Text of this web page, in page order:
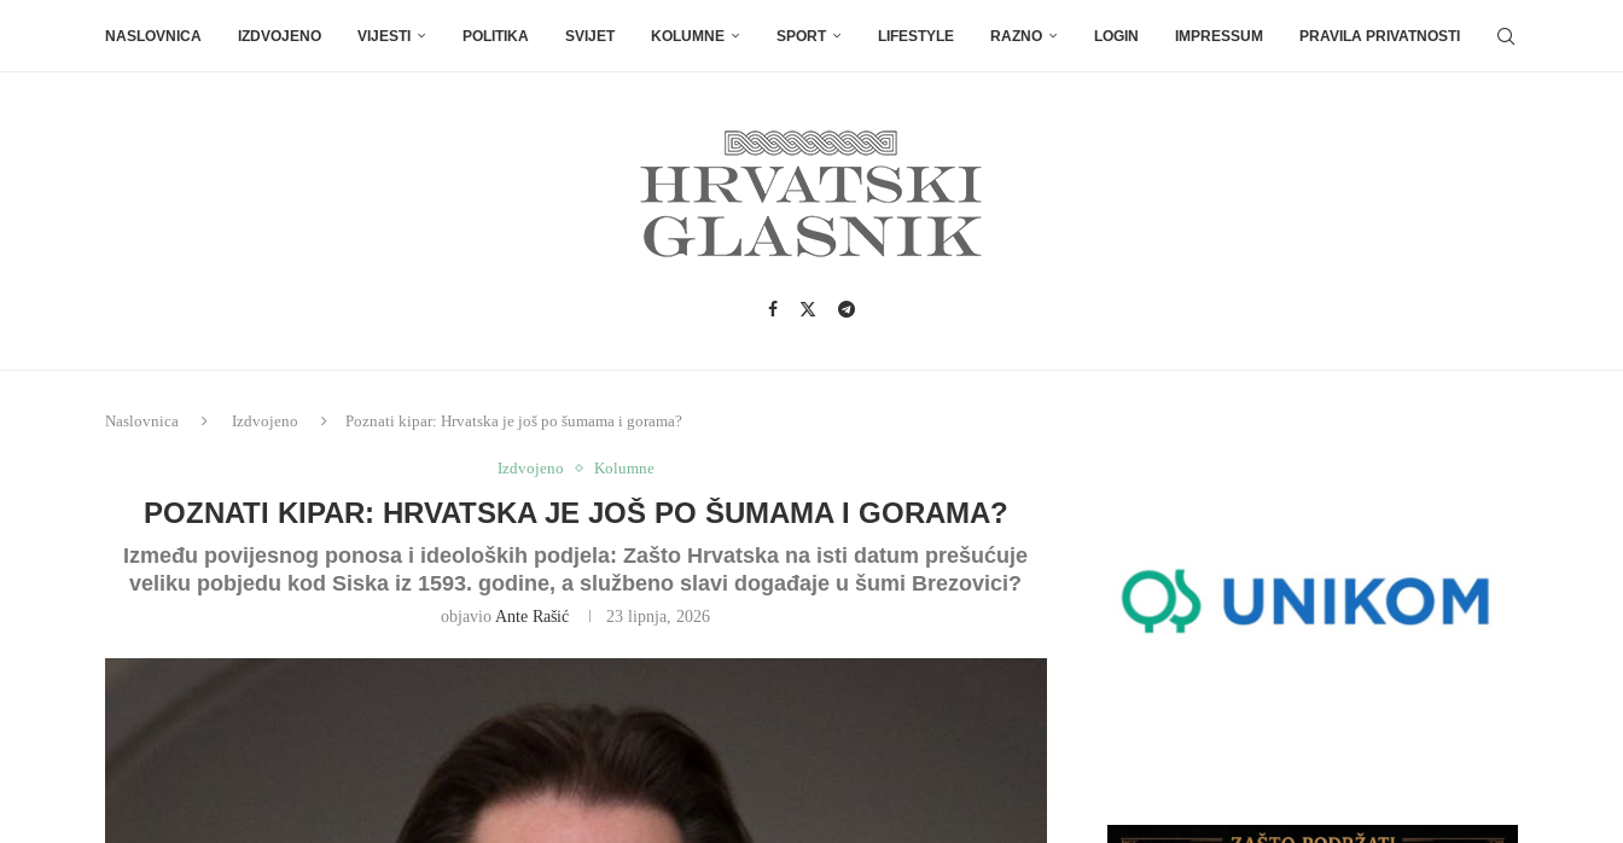
NASLOVNICA IZDVOJENO VIJESTI POLITIKA SVIJET KOLUMNE SPORT LIFESTYLE RAZNO LOGIN IMPRESSUM PRAVILA PRIVATNOSTI
Naslovnica Izdvojeno Poznati kipar: Hrvatska je još po šumama i gorama?
Izdvojeno Kolumne
POZNATI KIPAR: HRVATSKA JE JOŠ PO ŠUMAMA I GORAMA?
Između povijesnog ponosa i ideoloških podjela: Zašto Hrvatska na isti datum prešućuje
veliku pobjedu kod Siska iz 1593. godine, a službeno slavi događaje u šumi Brezovici?
objavioAnte Rašić 23 lipnja, 2026